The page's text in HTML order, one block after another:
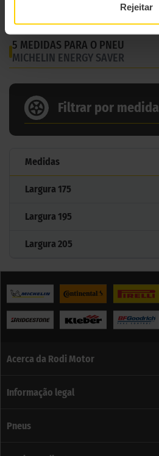
Rejeitar
5 MEDIDAS PARA O PNEU
MICHELIN ENERGY SAVER
Filtrar por medida
Medidas
Largura 175
Largura 195
Largura 205
Acerca da Rodi Motor
Informação legal
Pneus